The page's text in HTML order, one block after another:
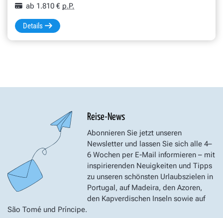
ab 1.810 € p.P.
Details
Reise-News
Abonnieren Sie jetzt unseren
Newsletter und lassen Sie sich alle 4–
6 Wochen per E-Mail informieren – mit
inspirierenden Neuigkeiten und Tipps
zu unseren schönsten Urlaubszielen in
Portugal, auf Madeira, den Azoren,
den Kapverdischen Inseln sowie auf
São Tomé und Príncipe.